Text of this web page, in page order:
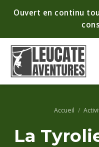
Ouvert en continu
Accueil /
La